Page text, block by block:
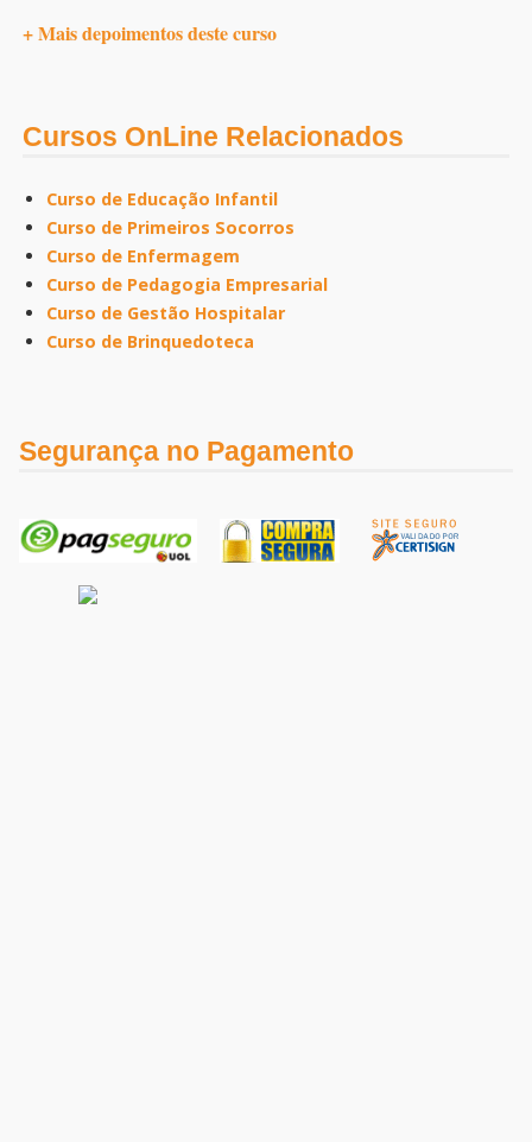
+ Mais depoimentos deste curso
Cursos OnLine Relacionados
Curso de Educação Infantil
Curso de Primeiros Socorros
Curso de Enfermagem
Curso de Pedagogia Empresarial
Curso de Gestão Hospitalar
Curso de Brinquedoteca
Segurança no Pagamento